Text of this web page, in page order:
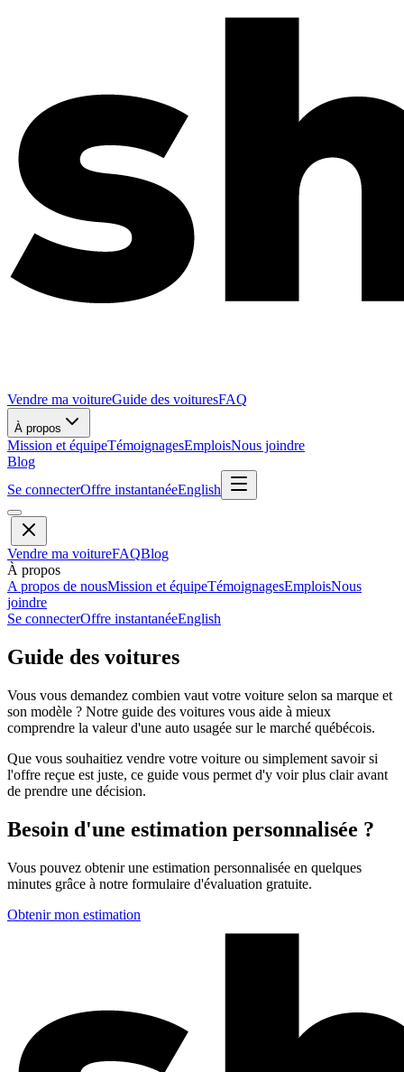
Vendre ma voitureGuide des voituresFAQ
À propos
Mission et équipeTémoignagesEmploisNous joindre
Blog
Se connecterOffre instantanéeEnglish
Vendre ma voitureFAQBlog
À propos
A propos de nousMission et équipeTémoignagesEmploisNous
joindre
Se connecterOffre instantanéeEnglish
Guide des voitures
Vous vous demandez combien vaut votre voiture selon sa marque et
son modèle ? Notre guide des voitures vous aide à mieux
comprendre la valeur d'une auto usagée sur le marché québécois.
Que vous souhaitiez vendre votre voiture ou simplement savoir si
l'offre reçue est juste, ce guide vous permet d'y voir plus clair avant
de prendre une décision.
Besoin d'une estimation personnalisée ?
Vous pouvez obtenir une estimation personnalisée en quelques
minutes grâce à notre formulaire d'évaluation gratuite.
Obtenir mon estimation